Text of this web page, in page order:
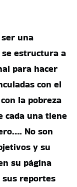
ser una
estructura a
para hacer
con el
la pobreza
cada una tiene
No son
y su
su página
reportes